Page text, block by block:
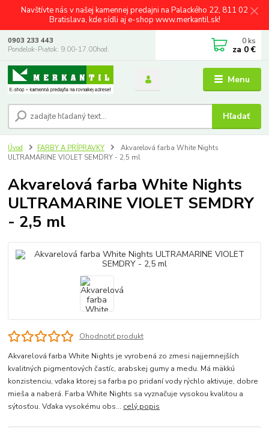
Navštívte nás v našej kamennej predajni na Palackého 22, 811 02
Bratislava, kde sídli aj e-shop www.merkantil.sk!
Menu
Hľadať
0903 233 443
Pondelok-Piatok: 9.00-17.00hod.
0 ks
za 0 €
Úvod FARBY A PRÍPRAVKY
Akvarelová farba White Nights
ULTRAMARINE VIOLET SEMDRY - 2,5 ml
Akvarelová farba White Nights
ULTRAMARINE VIOLET SEMDRY
- 2,5 ml
Ohodnotiť produkt
Akvarelová farba White Nights je vyrobená zo zmesi najjemnejších
kvalitných pigmentových častíc, arabskej gumy a medu. Má mäkkú
konzistenciu, vďaka ktorej sa farba po pridaní vody rýchlo aktivuje, dobre
mieša a naberá. Farba White Nights sa vyznačuje vysokou kvalitou a
sýtosťou. Vďaka vysokému obs... celý popis